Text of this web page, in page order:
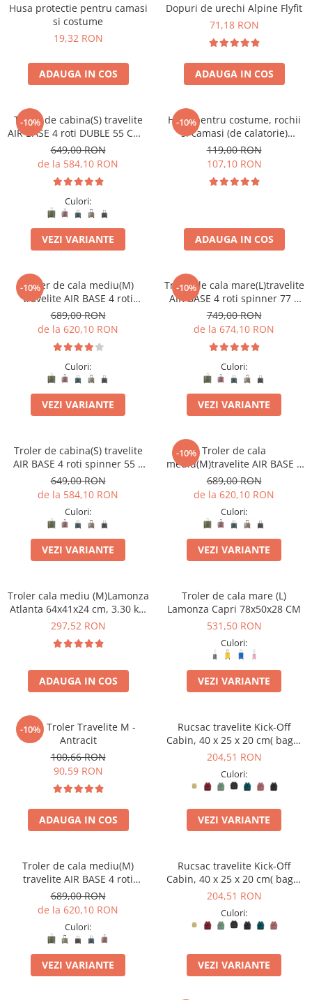
Huse troler
Business Travel
Borsete
Resigilate
Reduceri bagaje
Husa protectie pentru camasi
si costume
19,32 RON
ADAUGA IN COS
Dopuri de urechi Alpine Flyfit
71,18 RON
ADAUGA IN COS
-10%
Troler de cabina(S) travelite
AIR BASE 4 roti DUBLE 55 CM -
S
649,00 RON
de la 584,10 RON
Culori:
VEZI VARIANTE
-10%
Husa pentru costume, rochii
si camasi (de calatorie)
travelite Mobile
119,00 RON
107,10 RON
ADAUGA IN COS
-10%
Troler de cala mediu(M)
travelite AIR BASE 4 roti
spinner 67 x 45 x 27 cm
689,00 RON
de la 620,10 RON
Culori:
VEZI VARIANTE
-10%
Troler de cala mare(L)travelite
AIR BASE 4 roti spinner 77 x
51 x 30 cm - L
749,00 RON
de la 674,10 RON
Culori:
VEZI VARIANTE
Troler de cabina(S) travelite
AIR BASE 4 roti spinner 55 x
39 x 20 cm - S
649,00 RON
de la 584,10 RON
Culori:
VEZI VARIANTE
-10% Troler de cala
mediu(M)travelite AIR BASE 4
roti DUBLE 67 CM
689,00 RON
de la 620,10 RON
Culori:
VEZI VARIANTE
Troler cala mediu (M)Lamonza
Atlanta 64x41x24 cm, 3.30 kg,
extensibil 30%, albastru
297,52 RON
ADAUGA IN COS
Troler de cala mare (L)
Lamonza Capri 78x50x28 CM
531,50 RON
Culori:
VEZI VARIANTE
-10%
Husa Troler Travelite M -
Antracit
100,66 RON
90,59 RON
ADAUGA IN COS
Rucsac travelite Kick-Off
Cabin, 40 x 25 x 20 cm( bagaj
permis gratuit la companii
204,51 RON
Culori:
VEZI VARIANTE
Troler de cala mediu(M)
travelite AIR BASE 4 roti
spinner 67 x 45 x 27 cm
689,00 RON
de la 620,10 RON
Culori:
VEZI VARIANTE
Rucsac travelite Kick-Off
Cabin, 40 x 25 x 20 cm( bagaj
permis gratuit la companii
204,51 RON
Culori:
VEZI VARIANTE